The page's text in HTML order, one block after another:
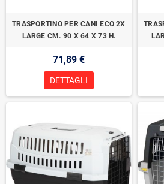
TRASPORTINO PER CANI ECO 2X
LARGE CM. 90 X 64 X 73 H.
71,89 €
DETTAGLI